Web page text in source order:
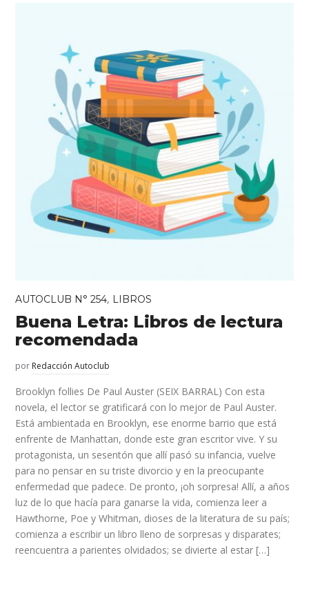
AUTOCLUB N° 254, LIBROS
Buena Letra: Libros de lectura
recomendada
por Redacción Autoclub
Brooklyn follies De Paul Auster (SEIX BARRAL) Con esta
novela, el lector se gratificará con lo mejor de Paul Auster.
Está ambientada en Brooklyn, ese enorme barrio que está
enfrente de Manhattan, donde este gran escritor vive. Y su
protagonista, un sesentón que allí pasó su infancia, vuelve
para no pensar en su triste divorcio y en la preocupante
enfermedad que padece. De pronto, ¡oh sorpresa! Allí, a años
luz de lo que hacía para ganarse la vida, comienza leer a
Hawthorne, Poe y Whitman, dioses de la literatura de su país;
comienza a escribir un libro lleno de sorpresas y disparates;
reencuentra a parientes olvidados; se divierte al estar […]